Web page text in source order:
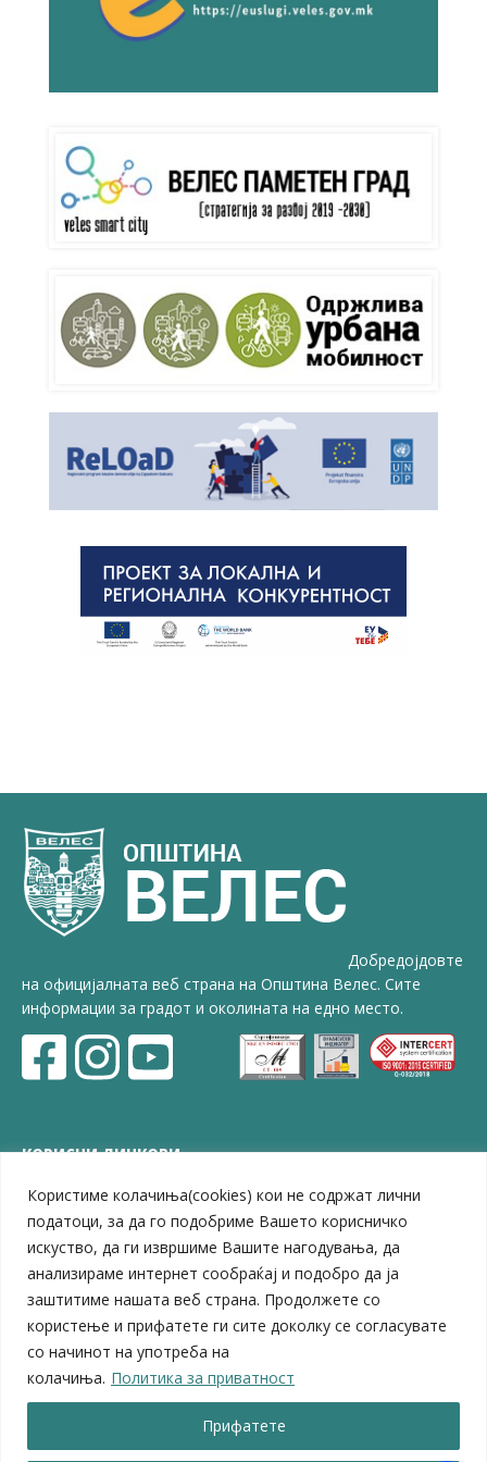
Користиме колачиња(cookies) кои не содржат лични
податоци, за да го подобриме Вашето корисничко
искуство, да ги извршиме Вашите нагодувања, да
анализираме интернет сообраќај и подобро да ја
заштитиме нашата веб страна. Продолжете со
користење и прифатете ги сите доколку се согласувате
со начинот на употреба на
колачиња. Политика за приватност
Прифатете
Добредојдовте
на официјалната веб страна на Општина Велес. Сите
информации за градот и околината на едно место.
КОРИСНИ ЛИНКОВИ
ЗЕЛС – Заедница на единиците на локална самоуправа
Центар за развој на Вардарски плански регион
Јавно комунално претпријатие „Дервен“
ЈПССО „Парк – спорт и паркинзи“
ЛУ „Народен Музеј“
Влада на Република Северна Македонија
Собрание на Република Северна Македонија
Министерство за финансии
Министерство за транспорт
Министерство за локална самоуправа